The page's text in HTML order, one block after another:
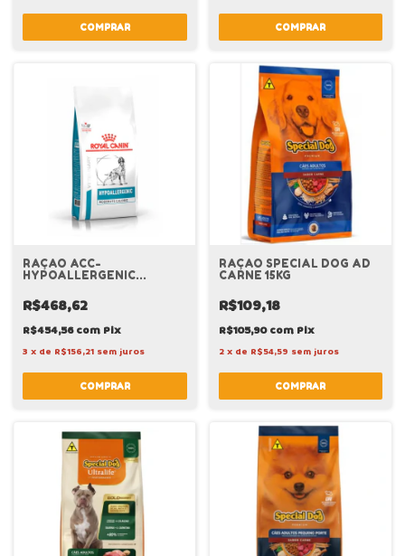
RAÇAO ACC-
HYPOALLERGENIC
ROYAL CANIN
R$468,62
R$454,56com Pix
3 x de R$156,21 sem juros
RAÇAO SPECIAL DOG AD
CARNE 15KG
R$109,18
R$105,90com Pix
2 x de R$54,59 sem juros